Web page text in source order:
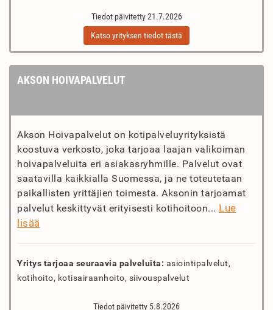
Tiedot päivitetty 21.7.2026
Katso yrityksen tiedot tästä
AKSON HOIVAPALVELUT
Akson Hoivapalvelut on kotipalveluyrityksistä
koostuva verkosto, joka tarjoaa laajan valikoiman
hoivapalveluita eri asiakasryhmille. Palvelut ovat
saatavilla kaikkialla Suomessa, ja ne toteutetaan
paikallisten yrittäjien toimesta. Aksonin tarjoamat
palvelut keskittyvät erityisesti kotihoitoon... Lue
lisää
Yritys tarjoaa seuraavia palveluita: asiointipalvelut,
kotihoito, kotisairaanhoito, siivouspalvelut
Tiedot päivitetty 5.8.2026